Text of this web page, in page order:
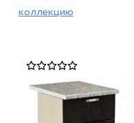
коллекцию